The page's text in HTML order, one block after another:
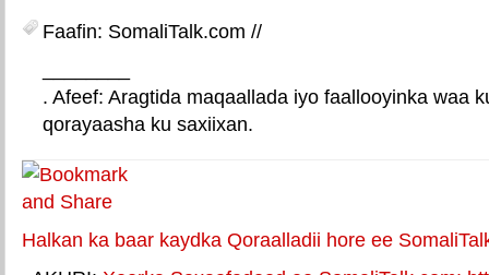
Faafin: SomaliTalk.com //
. Afeef: Aragtida maqaallada iyo faallooyinka waa
qorayaasha ku saxiixan.
Halkan ka baar kaydka Qoraalladii hore ee